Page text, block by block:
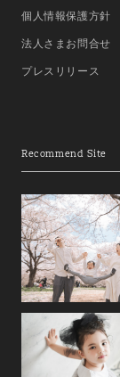
個人情報保護方針
法人さまお問合せ
プレスリリース
Recommend Site